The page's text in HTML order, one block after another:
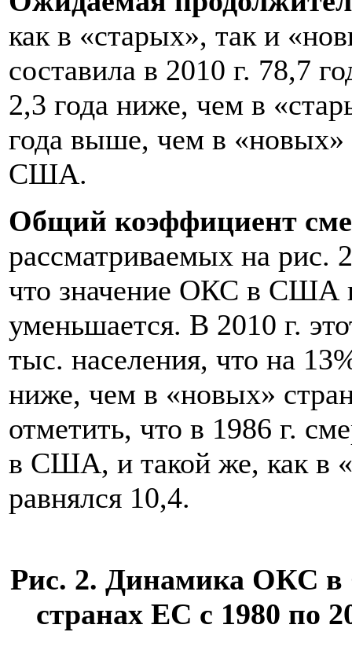
как в «старых», так и
составила в 2010 г. 78,7
2,3 года ниже, чем в
года выше, чем в
США.
Общий коэффициент
рассматриваемых на рис.
что значение ОКС в США
уменьшается. В 2010 г.
тыс. населения, что на
ниже, чем в «новых»
отметить, что в 1986 г.
в США, и такой же, как в
равнялся 10,4.
Рис. 2. Динамика ОКС в
странах ЕС с 1980 по